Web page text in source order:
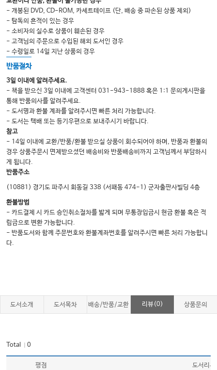
- 개봉된 DVD, CD-ROM, 카세트테이프 (단, 배송 중 파손된 상품 제외)
- 탐독의 흔적이 있는 경우
- 소비자의 실수로 상품이 훼손된 경우
- 고객님의 주문으로 수입된 해외 도서인 경우
- 수령일로 14일 지난 상품의 경우
반품절차
3일 이내에 알려주세요.
- 책을 받으신 3일 이내에 고객센터 031-943-1888 혹은 1:1 문의게시판을
통해 반품의사를 알려주세요.
- 도서명과 환불 계좌를 알려주시면 빠른 처리 가능합니다.
- 도서는 택배 또는 등기우편으로 보내주시기 바랍니다.
참고
- 14일 이내에 교환/반품/환불 받으실 상품이 회수되어야 하며, 반품과 환불의
경우 상품주문시 면제받으셨던 배송비와 반품배송비까지 고객님께서 부담하시
게 됩니다.
반품주소
(10881) 경기도 파주시 회동길 338 (서패동 474-1) 군자출판사빌딩 4층
환불방법
- 카드결제 시 카드 승인취소절차를 밟게 되며 무통장입금시 현금 환불 혹은 적
립금으로 변환 가능합니다.
- 반품도서와 함께 주문번호와 환불계좌번호를 알려주시면 빠른 처리 가능합니
다.
도서소개 도서목차 배송/반품/교환 리뷰(0) 상품문의
Total ｜0
평점 도서리뷰